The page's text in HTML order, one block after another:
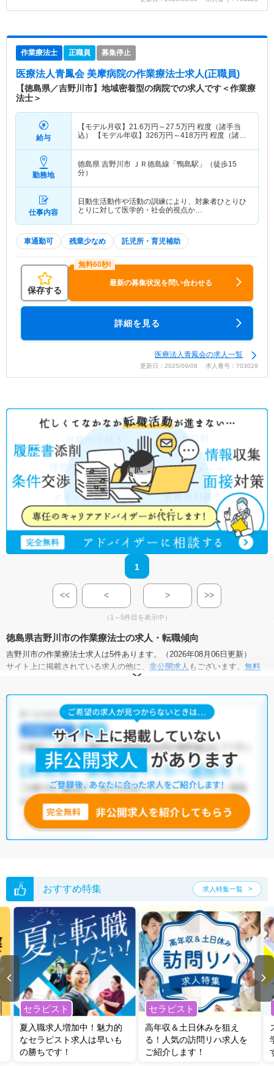
作業療法士 正職員 募集停止
医療法人青鳳会 美摩病院の作業療法士求人(正職員)
【徳島県／吉野川市】地域密着型の病院での求人です＜作業療
法士＞
給与
【モデル月収】 21.6万円～27.5万円 程度（諸手当
込） 【モデル年収】 326万円～418万円 程度（諸手
勤務地
徳島県 吉野川市 ＪＲ徳島線「鴨島駅」（徒歩15
分）
仕事内容
日動生活動作や活動の訓練により、対象者ひとりひ
とりに対して医学的・社会的視点か…
車通勤可 残業少なめ 託児所・育児補助
保存する
最新の募集状況を問い合わせる
詳細を見る
医療法人青鳳会の求人一覧
更新日：2025/09/08 求人番号：703028
1
<< < > >>
（1～5件目を表示中）
徳島県吉野川市の作業療法士の求人・転職傾向
吉野川市の作業療法士求人は5件あります。（2026年08月06日更新）
サイト上に掲載されている求人の他に、 非公開求人 もございます。 無料
にお申し込みいただくと、全求人からご希望条件に合
吉野川市の作業療法士求人では以下のような条件が人気です。
土日祝休・積極採用中・ 残業少なめ 正社員(正職員)
・介護福祉施設・訪問リハビリ(在宅医療)
他の条件でも人気の求人がございますので、「こだわり条件」から検索
いただくか、お気軽にお問い合わせください。
全国の作業療法士求人から検索いただくことも可能です。
無料転職支援サービス
にお申し込みいただくと、ご希望条件をヒアリン
グした上で求人をご提案いたします。
ご希望条件がまだ定まっていない方は人気の希望条件をピックアップし
い。
おすすめ特集 求人特集一覧
セラピスト
夏入職求人増加中！魅力的
なセラピスト求人は早いも
の勝ちです！
セラピスト
高年収＆土日休みを狙え
る！人気の訪問リハ求人を
ご紹介します！